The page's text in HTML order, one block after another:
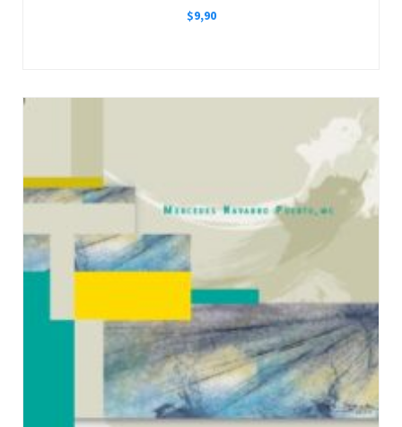
$9,90